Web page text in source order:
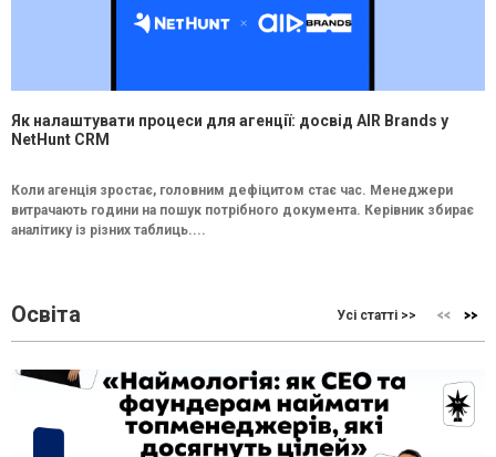
Як налаштувати процеси для агенції: досвід AIR Brands у
NetHunt CRM
Коли агенція зростає, головним дефіцитом стає час. Менеджери
витрачають години на пошук потрібного документа. Керівник збирає
аналітику із різних таблиць....
Освіта Усі статті >>